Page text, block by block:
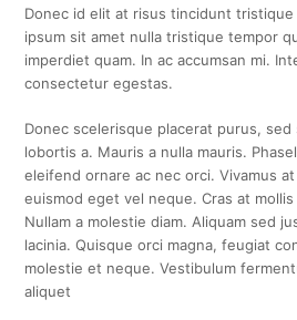
Donec id elit at risus tincidunt tristique
ipsum sit amet nulla tristique tempor
imperdiet quam. In ac accumsan mi.
consectetur egestas.
Donec scelerisque placerat purus,
lobortis a. Mauris a nulla mauris.
eleifend ornare ac nec orci. Vivamus
euismod eget vel neque. Cras at
Nullam a molestie diam. Aliquam sed
lacinia. Quisque orci magna, feugiat
molestie et neque. Vestibulum
aliquet